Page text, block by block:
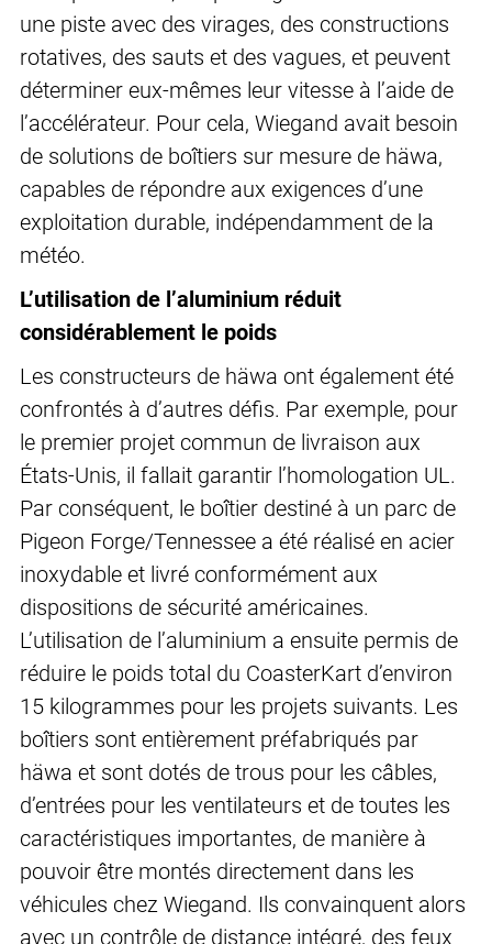
une piste avec des virages, des constructions
rotatives, des sauts et des vagues, et peuvent
déterminer eux-mêmes leur vitesse à l’aide de
l’accélérateur. Pour cela, Wiegand avait besoin
de solutions de boîtiers sur mesure de häwa,
capables de répondre aux exigences d’une
exploitation durable, indépendamment de la
météo.
L’utilisation de l’aluminium réduit
considérablement le poids
Les constructeurs de häwa ont également été
confrontés à d’autres défis. Par exemple, pour
le premier projet commun de livraison aux
États-Unis, il fallait garantir l’homologation UL.
Par conséquent, le boîtier destiné à un parc de
Pigeon Forge/Tennessee a été réalisé en acier
inoxydable et livré conformément aux
dispositions de sécurité américaines.
L’utilisation de l’aluminium a ensuite permis de
réduire le poids total du CoasterKart d’environ
15 kilogrammes pour les projets suivants. Les
boîtiers sont entièrement préfabriqués par
häwa et sont dotés de trous pour les câbles,
d’entrées pour les ventilateurs et de toutes les
caractéristiques importantes, de manière à
pouvoir être montés directement dans les
véhicules chez Wiegand. Ils convainquent alors
avec un contrôle de distance intégré, des feux